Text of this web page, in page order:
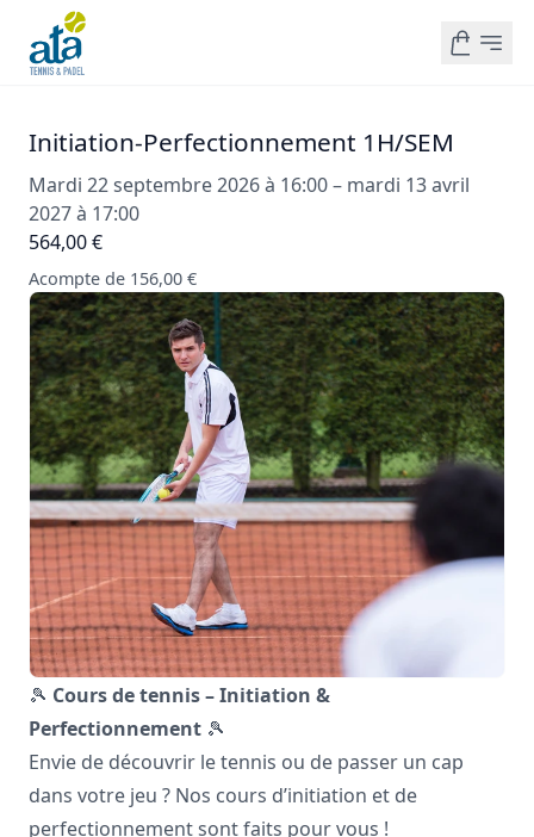
Initiation-Perfectionnement 1H/SEM
Mardi 22 septembre 2026 à 16:00 – mardi 13 avril
2027 à 17:00
564,00 €
Acompte de 156,00 €
🎾 Cours de tennis – Initiation &
Perfectionnement 🎾
Envie de découvrir le tennis ou de passer un cap
dans votre jeu ? Nos cours d’initiation et de
perfectionnement sont faits pour vous !